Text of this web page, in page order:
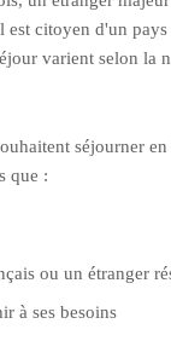
citoyen d'un
varient selon la
séjourner
que :
ou un étranger
à ses besoins